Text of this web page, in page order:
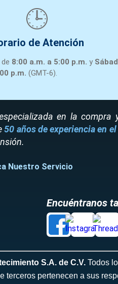
🕒
de Atención
de 8:00 a.m. a 5:00 p.m. y
p.m. (GMT-6).
en la compra
50 años de experiencia en
Nuestro Servicio
Encuéntranos
S.A. de C.V. Todos
terceros pertenecen a sus